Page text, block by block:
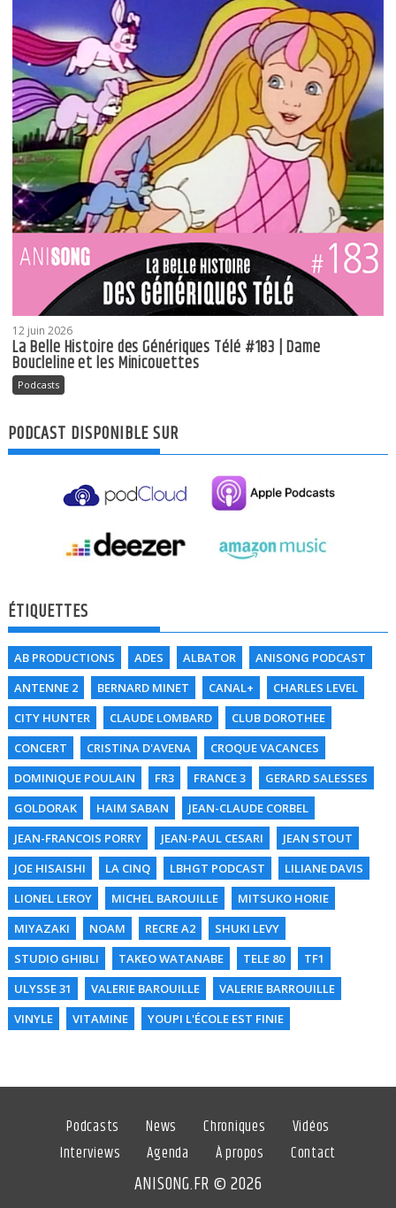
12 juin 2026
La Belle Histoire des Génériques Télé #183 | Dame
Boucleline et les Minicouettes
Podcasts
PODCAST DISPONIBLE SUR
ÉTIQUETTES
AB PRODUCTIONS ADES ALBATOR
ANISONG PODCAST
ANTENNE 2
BERNARD MINET CANAL+
CHARLES LEVEL
CITY HUNTER
CLAUDE LOMBARD
CLUB DOROTHEE
CONCERT
CRISTINA D'AVENA
CROQUE VACANCES
DOMINIQUE POULAIN
FR3 FRANCE 3
GERARD SALESSES
GOLDORAK
HAIM SABAN
JEAN-CLAUDE CORBEL
JEAN-FRANCOIS PORRY
JEAN-PAUL CESARI
JEAN STOUT
JOE HISAISHI
LA CINQ LBHGT PODCAST
LILIANE DAVIS
LIONEL LEROY
MICHEL BAROUILLE
MITSUKO HORIE
MIYAZAKI
NOAM RECRE A2
SHUKI LEVY
STUDIO GHIBLI
TAKEO WATANABE TELE 80
TF1
ULYSSE 31
VALERIE BAROUILLE
VALERIE BARROUILLE
VINYLE
VITAMINE YOUPI L'ÉCOLE EST FINIE
Podcasts News Chroniques
Vidéos
Interviews
Agenda À propos Contact
ANISONG.FR © 2026